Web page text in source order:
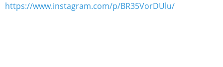
https://www.instagram.com/p/BR35VorDUlu/